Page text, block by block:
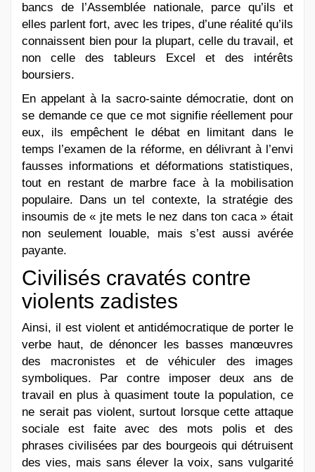
bancs de l’Assemblée nationale, parce qu’ils et
elles parlent fort, avec les tripes, d’une réalité qu’ils
connaissent bien pour la plupart, celle du travail, et
non celle des tableurs Excel et des intérêts
boursiers.
En appelant à la sacro-sainte démocratie, dont on
se demande ce que ce mot signifie réellement pour
eux, ils empêchent le débat en limitant dans le
temps l’examen de la réforme, en délivrant à l’envi
fausses informations et déformations statistiques,
tout en restant de marbre face à la mobilisation
populaire. Dans un tel contexte, la stratégie des
insoumis de « jte mets le nez dans ton caca » était
non seulement louable, mais s’est aussi avérée
payante.
Civilisés cravatés contre
violents zadistes
Ainsi, il est violent et antidémocratique de porter le
verbe haut, de dénoncer les basses manœuvres
des macronistes et de véhiculer des images
symboliques. Par contre imposer deux ans de
travail en plus à quasiment toute la population, ce
ne serait pas violent, surtout lorsque cette attaque
sociale est faite avec des mots polis et des
phrases civilisées par des bourgeois qui détruisent
des vies, mais sans élever la voix, sans vulgarité